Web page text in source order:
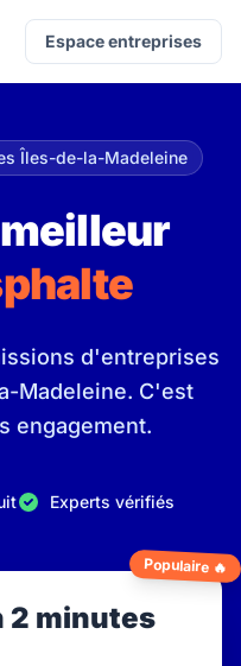
Espace entreprises
Îles-de-la-Madeleine
d'entreprises
Madeleine. C'est
engagement.
Experts vérifiés
Populaire 🔥
2 minutes